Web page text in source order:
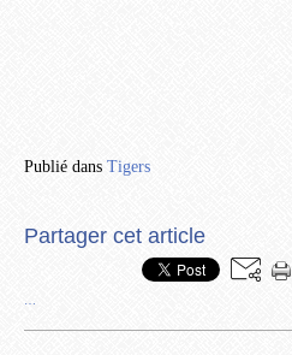
Publié dans Tigers
Partager cet article